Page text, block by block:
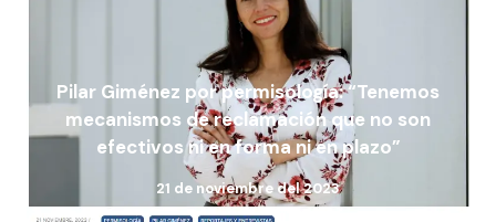
Pilar Giménez por permisología: “Tenemos
mecanismos de reclamación que no son
efectivos ni en forma ni en plazo”
21 de noviembre del 2023